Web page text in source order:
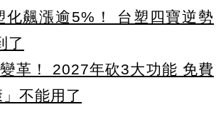
化飆漲逾5%！ 台塑四寶逆勢
了
革！ 2027年砍3大功能 免費
不能用了